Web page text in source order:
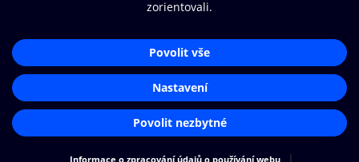
Přístupnost
Zásady zpracování osobních údajů
Nastavení cookies
Aplikace O2 Knihovna
Čti a poslouchej své e-knihy a
audioknihy rychleji a pohodlněji.